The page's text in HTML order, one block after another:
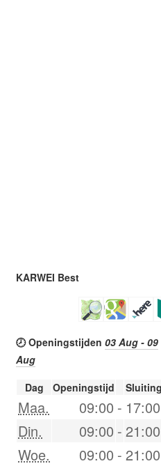
KARWEI Best
🕗 Openingstijden 03 Aug - 09
Aug
Dag Openingstijd
Maa. 09:00 - 17:00
Din.
09:00 - 21:00
Woe.
09:00 - 21:00